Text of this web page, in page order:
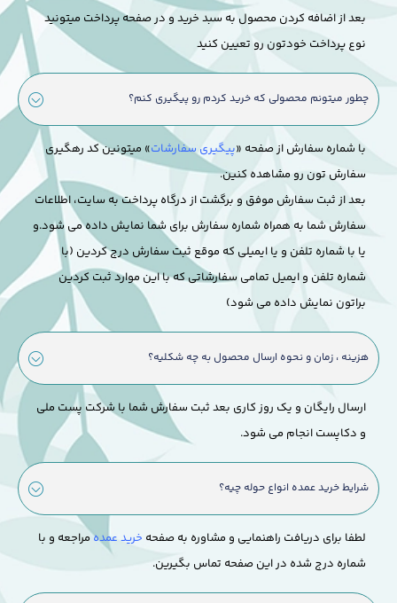
بعد از اضافه کردن محصول به سبد خرید و در صفحه پرداخت میتونید
نوع پرداخت خودتون رو تعیین کنید
چطور میتونم محصولی که خرید کردم رو پیگیری کنم؟
با شماره سفارش از صفحه «پیگیری سفارشات» میتونین کد رهگیری
سفارش تون رو مشاهده کنین.
بعد از ثبت سفارش موفق و برگشت از درگاه پرداخت به سایت، اطلاعات
سفارش شما به همراه شماره سفارش برای شما نمایش داده می شود.و
یا با شماره تلفن و یا ایمیلی که موقع ثبت سفارش درج کردین (با
شماره تلفن و ایمیل تمامی سفارشاتی که با این موارد ثبت کردین
براتون نمایش داده می شود)
هزینه ، زمان و نحوه ارسال محصول به چه شکلیه؟
ارسال رایگان و یک روز کاری بعد ثبت سفارش شما با شرکت پست ملی
و دکاپست انجام می شود.
شرایط خرید عمده انواع حوله چیه؟
لطفا برای دریافت راهنمایی و مشاوره به صفحه خرید عمدهمراجعه و با
شماره درج شده در این صفحه تماس بگیرین.